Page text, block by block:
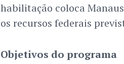
habilitação coloca
os recursos federais
Objetivos do programa